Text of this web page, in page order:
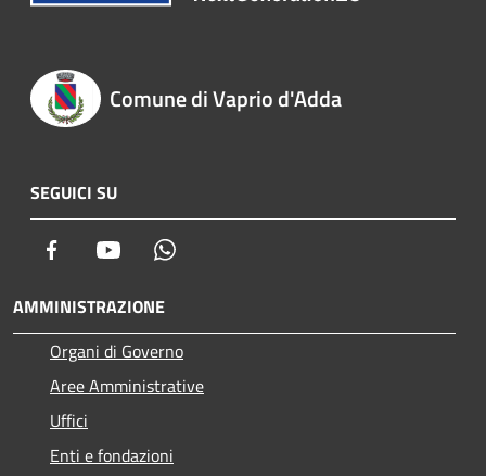
Comune di Vaprio d'Adda
SEGUICI SU
Facebook Youtube
AMMINISTRAZIONE
Organi di Governo
Aree Amministrative
Uffici
Enti e fondazioni